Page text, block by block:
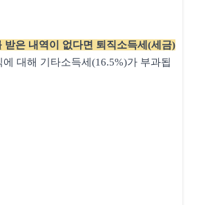
은 내역이 없다면 퇴직소득세(세금)
대해 기타소득세(16.5%)가 부과됩